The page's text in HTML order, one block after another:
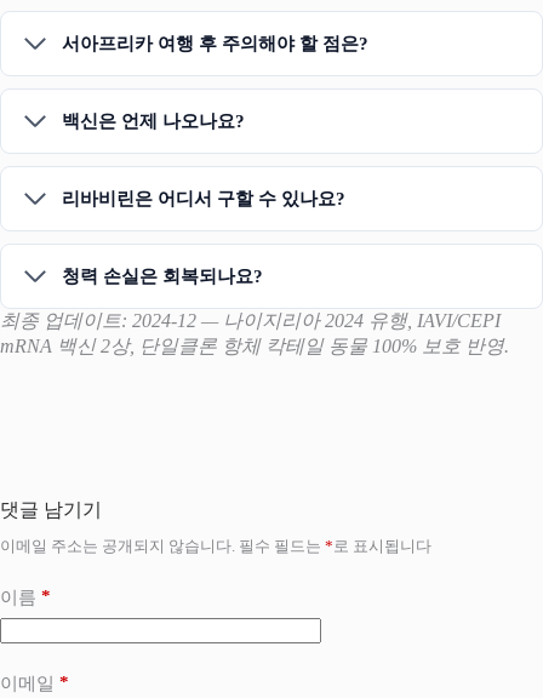
서아프리카 여행 후 주의해야 할 점은?
백신은 언제 나오나요?
리바비린은 어디서 구할 수 있나요?
청력 손실은 회복되나요?
최종 업데이트: 2024-12 — 나이지리아 2024 유행, IAVI/CEPI
mRNA 백신 2상, 단일클론 항체 칵테일 동물 100% 보호 반영.
댓글 남기기
이메일 주소는 공개되지 않습니다. 필수 필드는 * 로 표시됩니다
이름 *
이메일 *